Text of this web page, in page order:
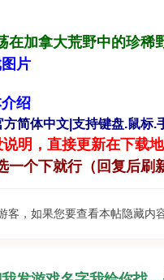
加拿大荒野中的珍稀
片
绍
简体中文|支持键盘.鼠标.
明，直接更新在下载
个下就行（回复后刷
客，如果您要查看本帖隐藏内